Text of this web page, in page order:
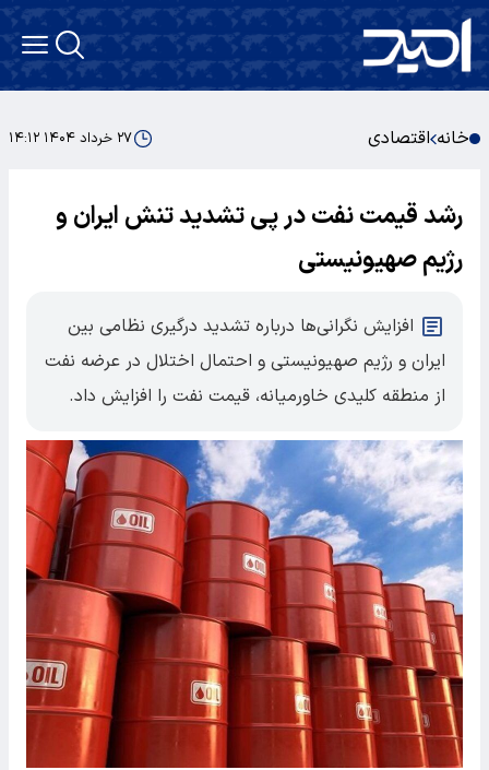
خانه اقتصادی ۲۷ خرداد ۱۴۰۴ ۱۴:۱۲
رشد قیمت نفت در پی تشدید تنش ایران و
رژیم صهیونیستی
افزایش نگرانی‌ها درباره تشدید درگیری نظامی بین
ایران و رژیم صهیونیستی و احتمال اختلال در عرضه نفت
از منطقه کلیدی خاورمیانه، قیمت نفت را افزایش داد.